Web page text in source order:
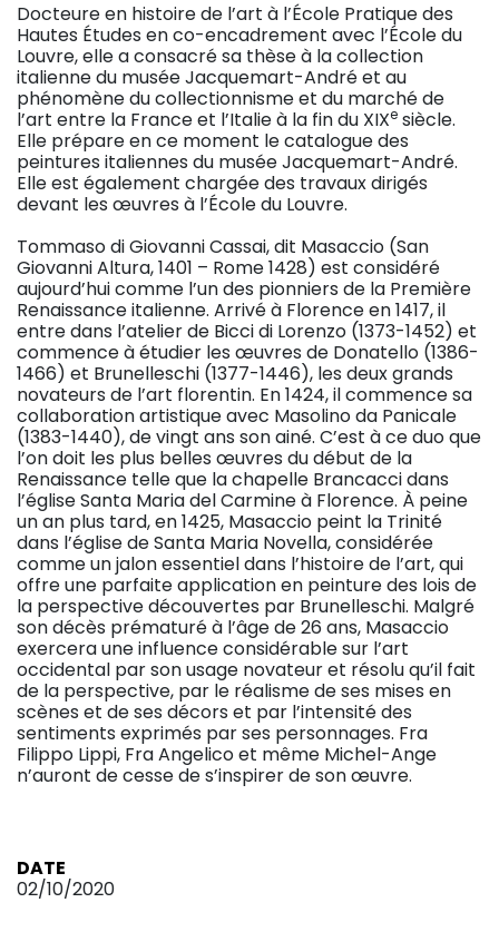
Docteure en histoire de l’art à l’École Pratique des
Hautes Études en co-encadrement avec l’École du
Louvre, elle a consacré sa thèse à la collection
italienne du musée Jacquemart-André et au
phénomène du collectionnisme et du marché de
l’art entre la France et l’Italie à la fin du XIXe siècle.
Elle prépare en ce moment le catalogue des
peintures italiennes du musée Jacquemart-André.
Elle est également chargée des travaux dirigés
devant les œuvres à l’École du Louvre.
Tommaso di Giovanni Cassai, dit Masaccio (San
Giovanni Altura, 1401 – Rome 1428) est considéré
aujourd’hui comme l’un des pionniers de la Première
Renaissance italienne. Arrivé à Florence en 1417, il
entre dans l’atelier de Bicci di Lorenzo (1373-1452) et
commence à étudier les œuvres de Donatello (1386-
1466) et Brunelleschi (1377-1446), les deux grands
novateurs de l’art florentin. En 1424, il commence sa
collaboration artistique avec Masolino da Panicale
(1383-1440), de vingt ans son ainé. C’est à ce duo que
l’on doit les plus belles œuvres du début de la
Renaissance telle que la chapelle Brancacci dans
l’église Santa Maria del Carmine à Florence. À peine
un an plus tard, en 1425, Masaccio peint la Trinité
dans l’église de Santa Maria Novella, considérée
comme un jalon essentiel dans l’histoire de l’art, qui
offre une parfaite application en peinture des lois de
la perspective découvertes par Brunelleschi. Malgré
son décès prématuré à l’âge de 26 ans, Masaccio
exercera une influence considérable sur l’art
occidental par son usage novateur et résolu qu’il fait
de la perspective, par le réalisme de ses mises en
scènes et de ses décors et par l’intensité des
sentiments exprimés par ses personnages. Fra
Filippo Lippi, Fra Angelico et même Michel-Ange
n’auront de cesse de s’inspirer de son œuvre.
DATE
02/10/2020